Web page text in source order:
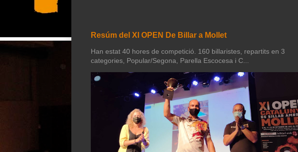
Resúm del XI OPEN De Billar a Mollet
Han estat 40 hores de competició. 160 billaristes, repartits en 3
categories, Popular/Segona, Parella Escocesa i C...